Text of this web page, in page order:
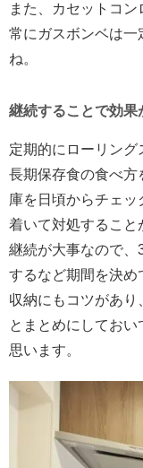
また、カセットコン
常にガスボンベは一
ね。
継続することで効果
定期的にローリン
長期保存食の食べ方
庫を日頃からチェッ
着いて対処すること
継続が大事なので、
するなど期間を決め
収納にもコツがあ
とまとめにしてお
思います。